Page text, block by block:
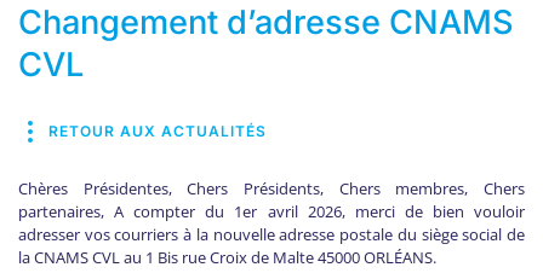
Changement d’adresse CNAMS
CVL
RETOUR AUX ACTUALITÉS
Chères Présidentes, Chers Présidents, Chers membres, Chers
partenaires, A compter du 1er avril 2026, merci de bien vouloir
adresser vos courriers à la nouvelle adresse postale du siège social de
la CNAMS CVL au 1 Bis rue Croix de Malte 45000 ORLÉANS.